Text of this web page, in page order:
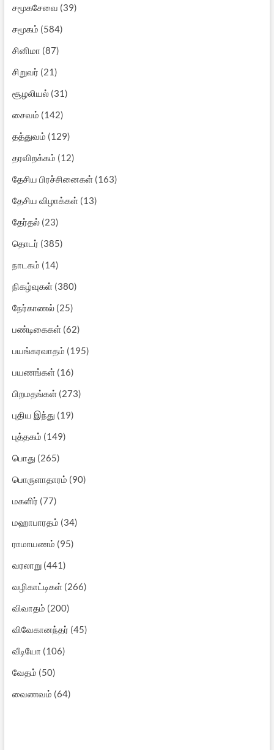
சமூகசேவை (39)
சமூகம் (584)
சினிமா (87)
சிறுவர் (21)
சூழலியல்(31)
சைவம் (142)
தத்துவம் (129)
தரவிறக்கம் (12)
தேசிய பிரச்சினைகள்(163)
தேசிய விழாக்கள்(13)
தேர்தல்(23)
தொடர் (385)
நாடகம் (14)
நிகழ்வுகள்(380)
நேர்காணல்(25)
பண்டிகைகள்(62)
பயங்கரவாதம் (195)
பயணங்கள்(16)
பிறமதங்கள்(273)
புதிய இந்து (19)
புத்தகம் (149)
பொது (265)
பொருளாதாரம் (90)
மகளிர் (77)
மஹாபாரதம் (34)
ராமாயணம் (95)
வரலாறு(441)
வழிகாட்டிகள்(266)
விவாதம் (200)
விவேகானந்தர் (45)
வீடியோ (106)
வேதம் (50)
வைணவம் (64)